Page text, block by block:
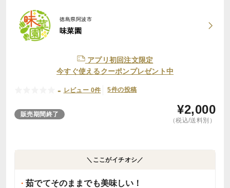
徳島県阿波市
味菜園
アプリ初回注文限定
今すぐ使えるクーポンプレゼント中
- レビュー 0件 5件の投稿
販売期間終了 ¥2,000
（税込/送料別）
＼ここがイチオシ／
茹でてそのままでも美味しい！